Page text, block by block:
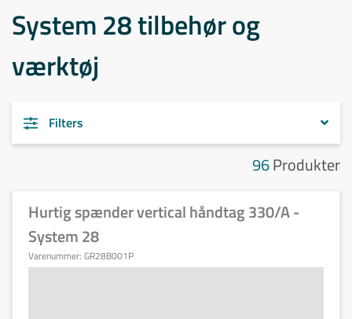
System 28 tilbehør og
værktøj
Filters
96Produkter
Hurtig spænder vertical håndtag 330/A -
System 28
Varenummer: GR28B001P